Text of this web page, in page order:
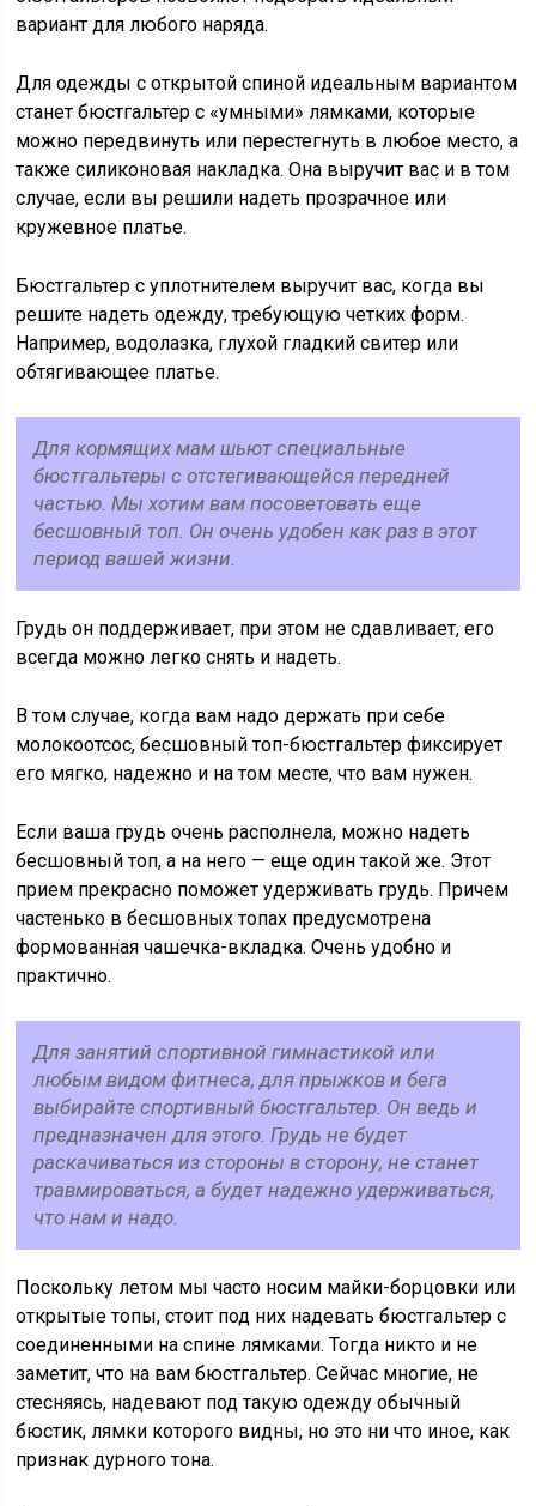
вариант для любого наряда.
Для одежды с открытой спиной идеальным вариантом
станет бюстгальтер с «умными» лямками, которые
можно передвинуть или перестегнуть в любое место, а
также силиконовая накладка. Она выручит вас и в том
случае, если вы решили надеть прозрачное или
кружевное платье.
Бюстгальтер с уплотнителем выручит вас, когда вы
решите надеть одежду, требующую четких форм.
Например, водолазка, глухой гладкий свитер или
обтягивающее платье.
Для кормящих мам шьют специальные
бюстгальтеры с отстегивающейся передней
частью. Мы хотим вам посоветовать еще
бесшовный топ. Он очень удобен как раз в этот
период вашей жизни.
Грудь он поддерживает, при этом не сдавливает, его
всегда можно легко снять и надеть.
В том случае, когда вам надо держать при себе
молокоотсос, бесшовный топ-бюстгальтер фиксирует
его мягко, надежно и на том месте, что вам нужен.
Если ваша грудь очень располнела, можно надеть
бесшовный топ, а на него — еще один такой же. Этот
прием прекрасно поможет удерживать грудь. Причем
частенько в бесшовных топах предусмотрена
формованная чашечка-вкладка. Очень удобно и
практично.
Для занятий спортивной гимнастикой или
любым видом фитнеса, для прыжков и бега
выбирайте спортивный бюстгальтер. Он ведь и
предназначен для этого. Грудь не будет
раскачиваться из стороны в сторону, не станет
травмироваться, а будет надежно удерживаться,
что нам и надо.
Поскольку летом мы часто носим майки-борцовки или
открытые топы, стоит под них надевать бюстгальтер с
соединенными на спине лямками. Тогда никто и не
заметит, что на вам бюстгальтер. Сейчас многие, не
стесняясь, надевают под такую одежду обычный
бюстик, лямки которого видны, но это ни что иное, как
признак дурного тона.